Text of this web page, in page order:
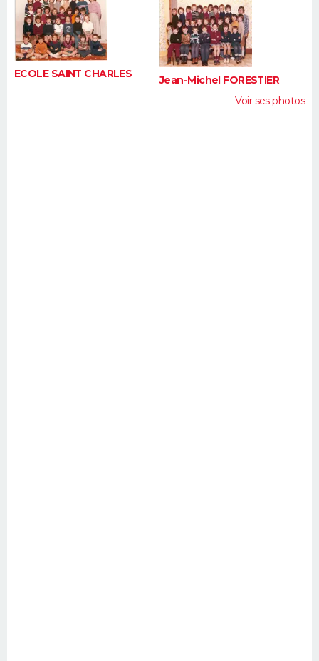
FORUM
Bricolage
Lifestyle
Culture
Sport
Auto
Television
Voyage
Cinema
ECOLE SAINT CHARLES
Jean-Michel FORESTIER
Voir ses photos